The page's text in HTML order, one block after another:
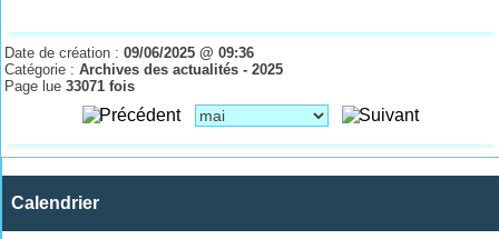
Date de création :09/06/2025 @ 09:36
Catégorie :Archives des actualités - 2025
Page lue33071 fois
Calendrier